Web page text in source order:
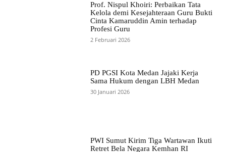
Prof. Nispul Khoiri: Perbaikan Tata
Kelola demi Kesejahteraan Guru Bukti
Cinta Kamaruddin Amin terhadap
Profesi Guru
2 Februari 2026
PD PGSI Kota Medan Jajaki Kerja
Sama Hukum dengan LBH Medan
30 Januari 2026
PWI Sumut Kirim Tiga Wartawan Ikuti
Retret Bela Negara Kemhan RI